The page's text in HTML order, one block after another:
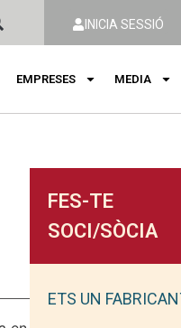
INICIA SESSIÓ
EMPRESES MEDIA
FES-TE
SOCI/SÒCIA
ETS UN